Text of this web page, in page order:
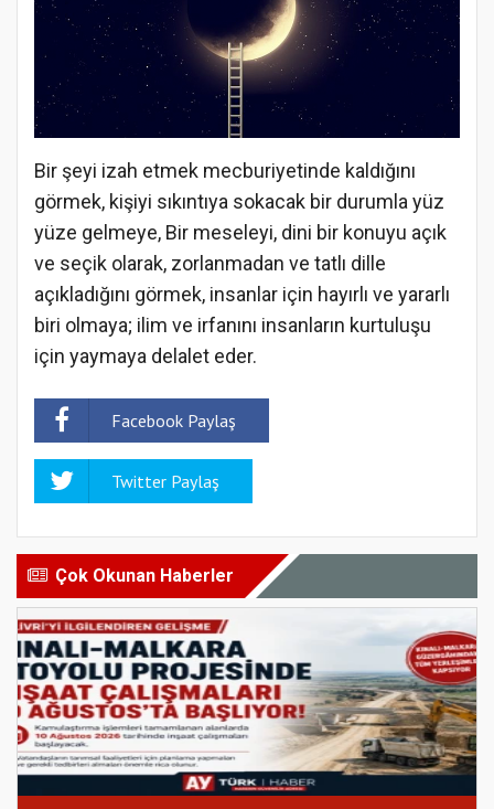
Bir şeyi izah etmek mecburiyetinde kaldığını
görmek, kişiyi sıkıntıya sokacak bir durumla yüz
yüze gelmeye, Bir meseleyi, dini bir konuyu açık
ve seçik olarak, zorlanmadan ve tatlı dille
açıkladığını görmek, insanlar için hayırlı ve yararlı
biri olmaya; ilim ve irfanını insanların kurtuluşu
için yaymaya delalet eder.
Facebook Paylaş
Twitter Paylaş
Çok Okunan Haberler